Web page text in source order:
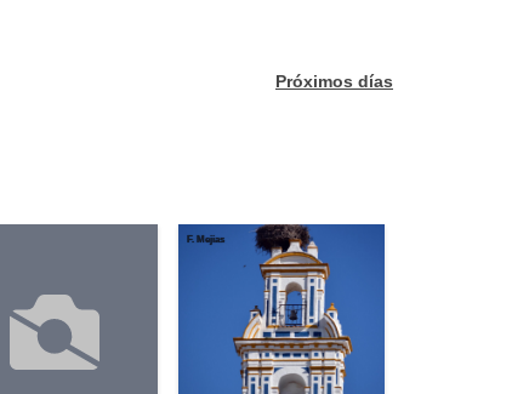
Próximos días
F. Mejias